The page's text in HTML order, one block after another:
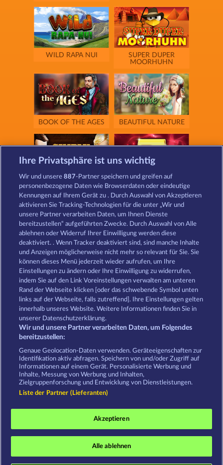
WILD RAPA NUI
SUPER DUPER
MOORHUHN
BOOK OF THE AGES BEAUTIFUL NATURE
SIMPLY THE BEST ROYAL SEVEN
GOLDEN EI OF
MOORHUHN
FOREVER
DIAMONDS
Alle Spiele zeigen
AGB Datenschutz Impressum
Unternehmensseite
Affiliate-Programm
Widerruf einreichen
Social Casino Spiele dienen der reinen Unterhaltung
Erfolge bei Glücksspielen mit Geldeinsatz.
©2026 Whow Games GmbH
Ihre Privatsphäre ist uns wichtig
Wir und unsere887-Partner speichern und greifen auf
personenbezogene Daten wie Browserdaten oder eindeutige
Kennungen auf Ihrem Gerät zu . Durch Auswahl von Akzeptieren
aktivieren Sie Tracking-Technologien für die unter „Wir und
unsere Partner verarbeiten Daten, um Ihnen Dienste
bereitzustellen“ aufgeführten Zwecke. Durch Auswahl von Alle
ablehnen oder Widerruf Ihrer Einwilligung werden diese
deaktiviert. . Wenn Tracker deaktiviert sind, sind manche Inhalte
und Anzeigen möglicherweise nicht mehr so ​​relevant für Sie. Sie
können dieses Menü jederzeit wieder aufrufen, um Ihre
Einstellungen zu ändern oder Ihre Einwilligung zu widerrufen,
indem Sie auf den Link Voreinstellungen verwalten am unteren
Rand der Webseite klicken [oder das schwebende Symbol unten
links auf der Webseite, falls zutreffend]. Ihre Einstellungen gelten
innerhalb unseres Website. Weitere Informationen finden Sie in
unserer Datenschutzerklärung.
Wir und unsere Partner verarbeiten Daten, um Folgendes
bereitzustellen:
Genaue Geolocation-Daten verwenden. Geräteeigenschaften zur
Identifikation aktiv abfragen. Speichern von und/oder Zugriff auf
Informationen auf einem Gerät. Personalisierte Werbung und
Inhalte, Messung von Werbung und Inhalten,
Zielgruppenforschung und Entwicklung von Dienstleistungen.
Liste der Partner (Lieferanten)
Akzeptieren
Alle ablehnen